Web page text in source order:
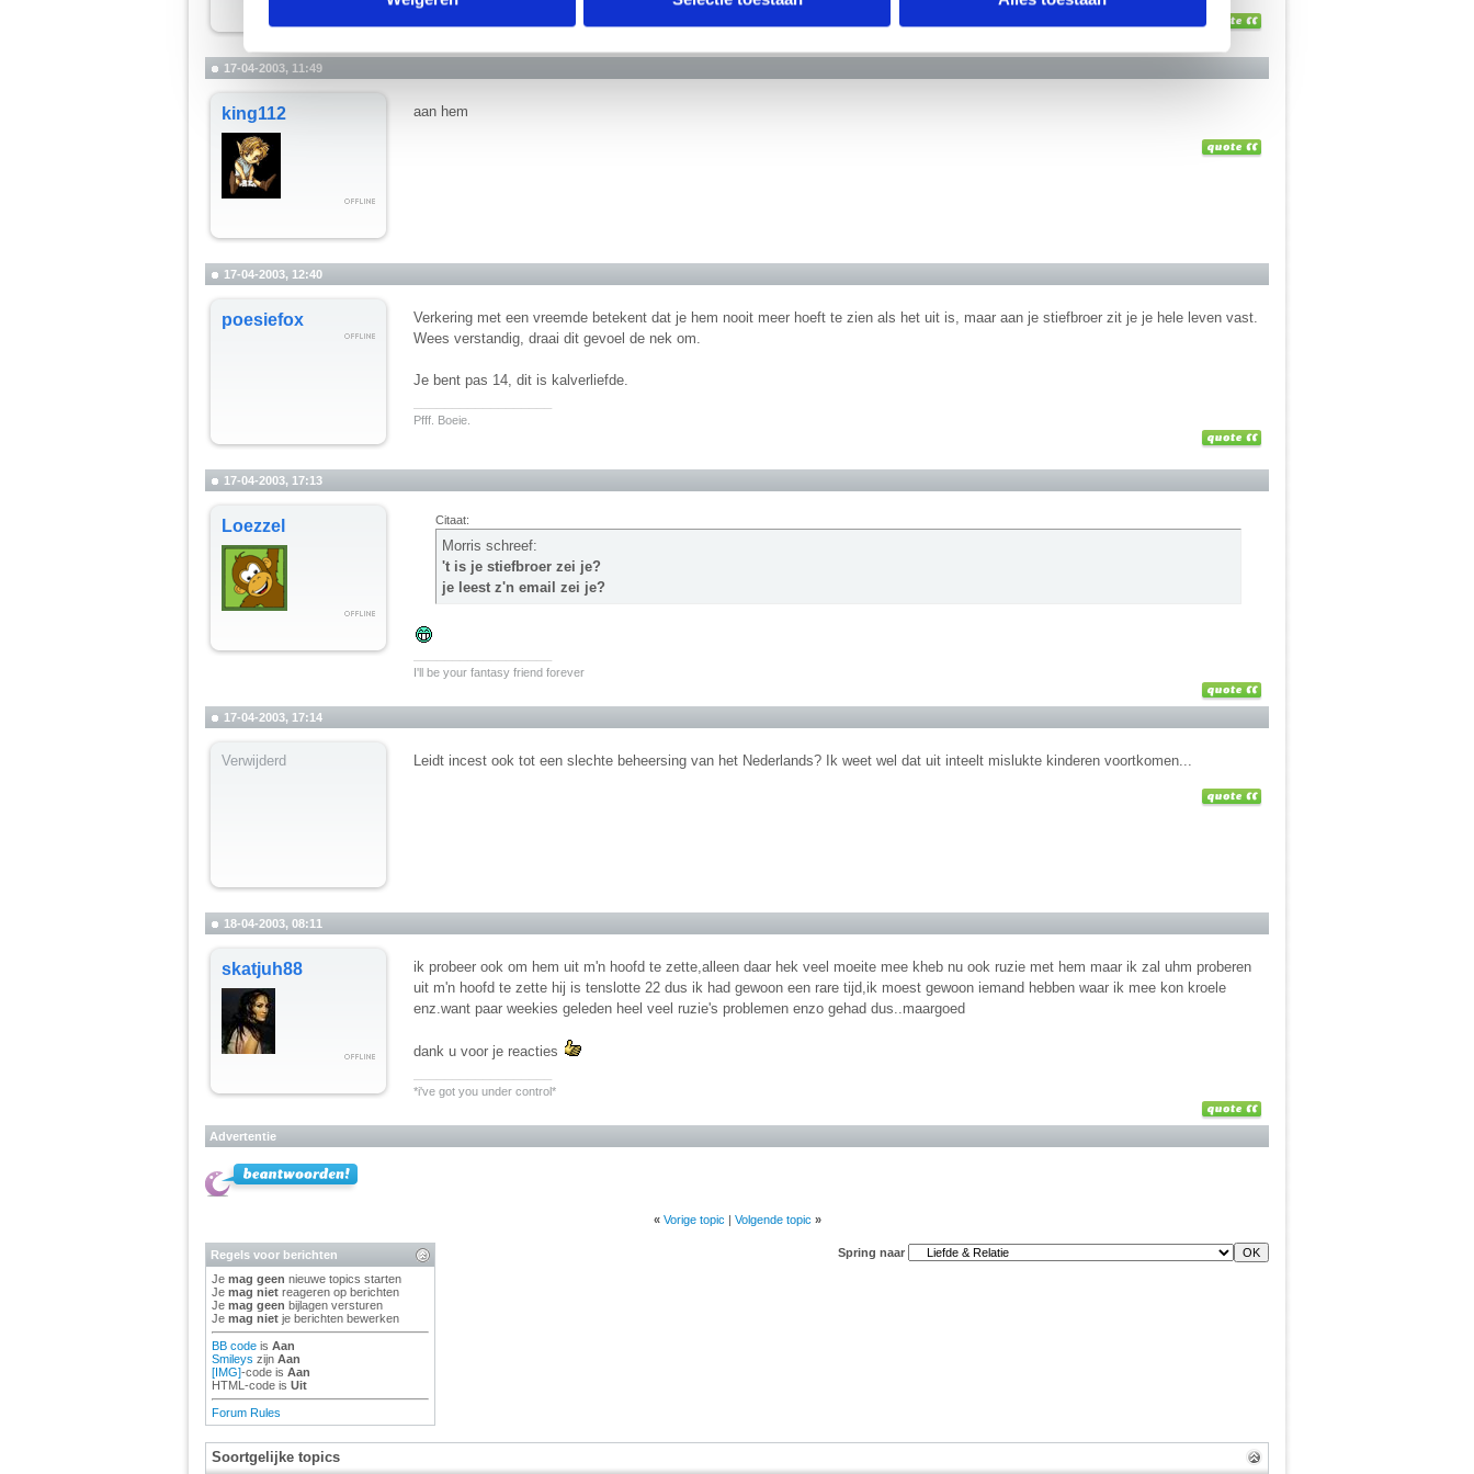
verstrekt of die ze hebben verzameld op basis van jouw gebruik van hun services.
We werken samen met
they really got us by the nezmins
17-04-2003, 11:49
king112 aan hem
17-04-2003, 12:40
poesiefox
Verkering met een vreemde betekent dat je hem nooit meer hoeft te zien als het uit is, maar aan je stiefbroer zit je je hele leven vast.
Wees verstandig, draai dit gevoel de nek om.
Je bent pas 14, dit is kalverliefde.
Pfff. Boeie.
17-04-2003, 17:13
Loezzel Citaat:
Morris schreef:
't is je stiefbroer zei je?
je leest z'n email zei je?
I'll be your fantasy friend forever
17-04-2003, 17:14
Verwijderd Leidt incest ook tot een slechte beheersing van het Nederlands? Ik weet wel dat uit inteelt mislukte kinderen voortkomen...
18-04-2003, 08:11
skatjuh88
ik probeer ook om hem uit m'n hoofd te zette,alleen daar hek veel moeite mee kheb nu ook ruzie met hem maar ik zal uhm proberen
uit m'n hoofd te zette hij is tenslotte 22 dus ik had gewoon een rare tijd,ik moest gewoon iemand hebben waar ik mee kon kroele
enz.want paar weekies geleden heel veel ruzie's problemen enzo gehad dus..maargoed
dank u voor je reacties
*i've got you under control*
Advertentie
« Vorige topic | Volgende topic »
Regels voor berichten
Je mag geen nieuwe topics starten
Je mag niet reageren op berichten
Je mag geen bijlagen versturen
Je mag niet je berichten bewerken
BB code is Aan
Smileys zijn Aan
[IMG]-code is Aan
HTML-code is Uit
Forum Rules
Spring naar
Soortgelijke topics